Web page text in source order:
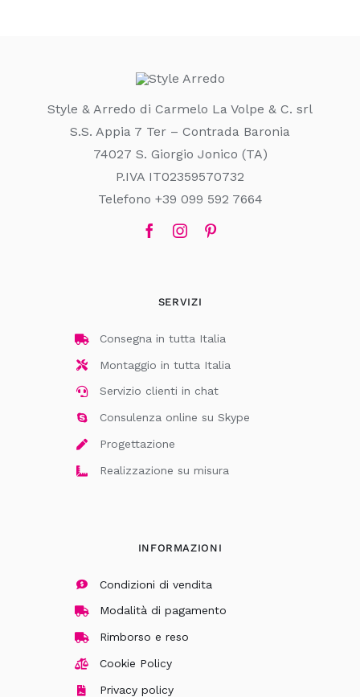
Style & Arredo di Carmelo La Volpe & C. srl
S.S. Appia 7 Ter – Contrada Baronia
74027 S. Giorgio Jonico (TA)
P.IVA IT02359570732
Telefono +39 099 592 7664
SERVIZI
Consegna in tutta Italia
Montaggio in tutta Italia
Servizio clienti in chat
Consulenza online su Skype
Progettazione
Realizzazione su misura
INFORMAZIONI
Condizioni di vendita
Modalità di pagamento
Rimborso e reso
Cookie Policy
Privacy policy